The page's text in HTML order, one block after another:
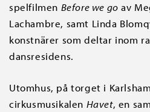
spelfilmen Before we go av
Lachambre, samt Linda
konstnärer som deltar inom
dansresidens.
Utomhus, på torget i
cirkusmusikalen Havet, en